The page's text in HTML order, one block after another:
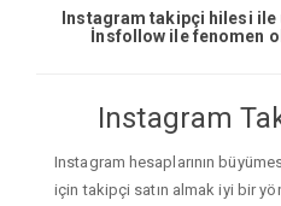
Instagram takipçi hilesi
İnsfollow ile fenomen
Instagram
Instagram hesaplarının
için takipçi satın almak iyi bir